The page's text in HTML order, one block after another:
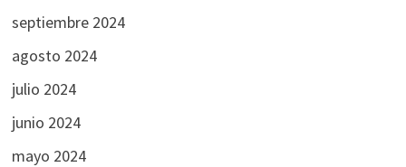
septiembre 2024
agosto 2024
julio 2024
junio 2024
mayo 2024